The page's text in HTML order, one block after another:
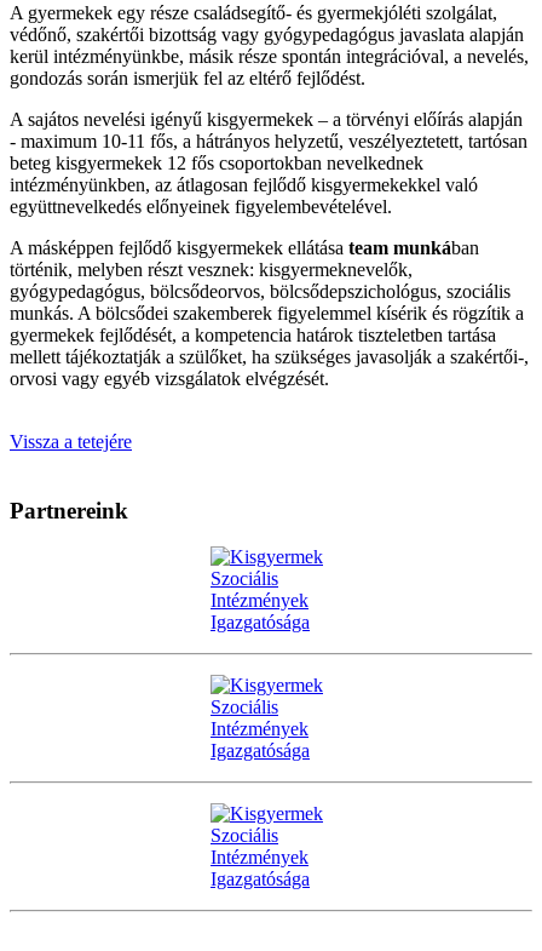
A gyermekek egy része családsegítő- és gyermekjóléti szolgálat,
védőnő, szakértői bizottság vagy gyógypedagógus javaslata alapján
kerül intézményünkbe, másik része spontán integrációval, a nevelés,
gondozás során ismerjük fel az eltérő fejlődést.
A sajátos nevelési igényű kisgyermekek – a törvényi előírás alapján
- maximum 10-11 fős, a hátrányos helyzetű, veszélyeztetett, tartósan
beteg kisgyermekek 12 fős csoportokban nevelkednek
intézményünkben, az átlagosan fejlődő kisgyermekekkel való
együttnevelkedés előnyeinek figyelembevételével.
A másképpen fejlődő kisgyermekek ellátása team munkában
történik, melyben részt vesznek: kisgyermeknevelők,
gyógypedagógus, bölcsődeorvos, bölcsődepszichológus, szociális
munkás. A bölcsődei szakemberek figyelemmel kísérik és rögzítik a
gyermekek fejlődését, a kompetencia határok tiszteletben tartása
mellett tájékoztatják a szülőket, ha szükséges javasolják a szakértői-,
orvosi vagy egyéb vizsgálatok elvégzését.
Vissza a tetejére
Partnereink